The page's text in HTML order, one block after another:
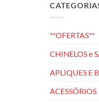
**OFERTAS**
CHINELOS e
APLIQUES E
ACESSÓRIOS